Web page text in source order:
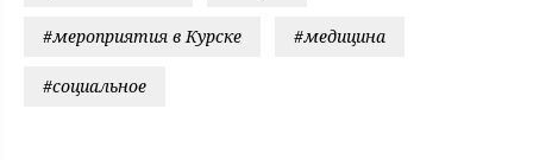
#мероприятия в Курске #медицина
#социальное